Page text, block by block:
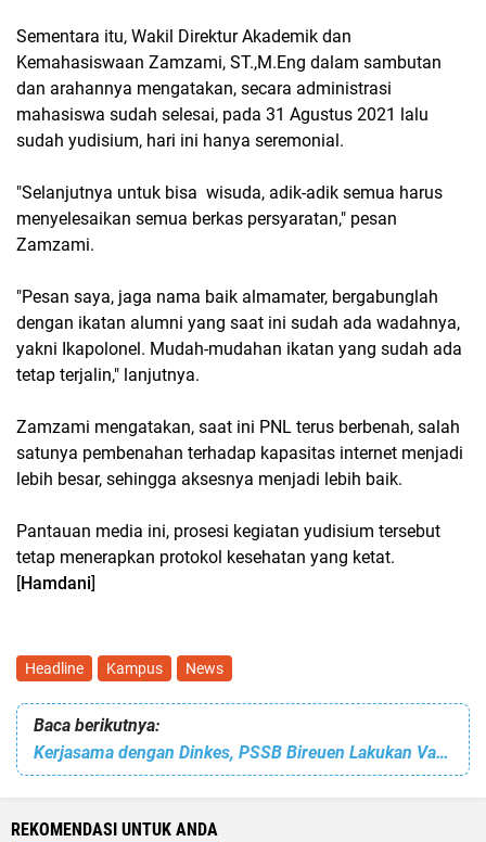
Sementara itu, Wakil Direktur Akademik dan
Kemahasiswaan Zamzami, ST.,M.Eng dalam sambutan
dan arahannya mengatakan, secara administrasi
mahasiswa sudah selesai, pada 31 Agustus 2021 lalu
sudah yudisium, hari ini hanya seremonial.
"Selanjutnya untuk bisa wisuda, adik-adik semua harus
menyelesaikan semua berkas persyaratan," pesan
Zamzami.
"Pesan saya, jaga nama baik almamater, bergabunglah
dengan ikatan alumni yang saat ini sudah ada wadahnya,
yakni Ikapolonel. Mudah-mudahan ikatan yang sudah ada
tetap terjalin," lanjutnya.
Zamzami mengatakan, saat ini PNL terus berbenah, salah
satunya pembenahan terhadap kapasitas internet menjadi
lebih besar, sehingga aksesnya menjadi lebih baik.
Pantauan media ini, prosesi kegiatan yudisium tersebut
tetap menerapkan protokol kesehatan yang ketat.
[Hamdani]
Headline Kampus News
Baca berikutnya:
Kerjasama dengan Dinkes, PSSB Bireuen Lakukan Vaksin untuk Tim Liga 3
REKOMENDASI UNTUK ANDA